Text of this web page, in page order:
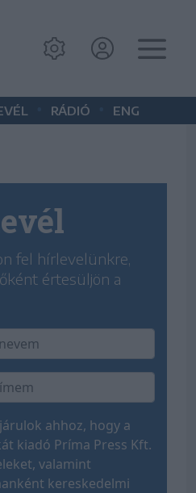
RÁDIÓ ENG
fel hírlevelünkre,
értesüljön a
ahhoz, hogy a
kiadó Príma Press Kft.
valamint
kereskedelmi